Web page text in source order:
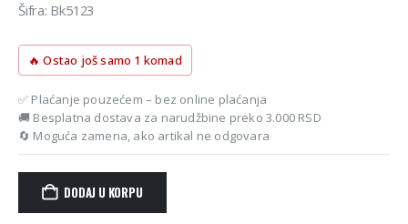
Šifra: Bk5123
🔥 Ostao još samo 1 komad
✅ Plaćanje pouzećem – bez online plaćanja
🚚 Besplatna dostava za narudžbine preko 3.000 RSD
🔄 Moguća zamena, ako artikal ne odgovara
DODAJ U KORPU
Alternative: